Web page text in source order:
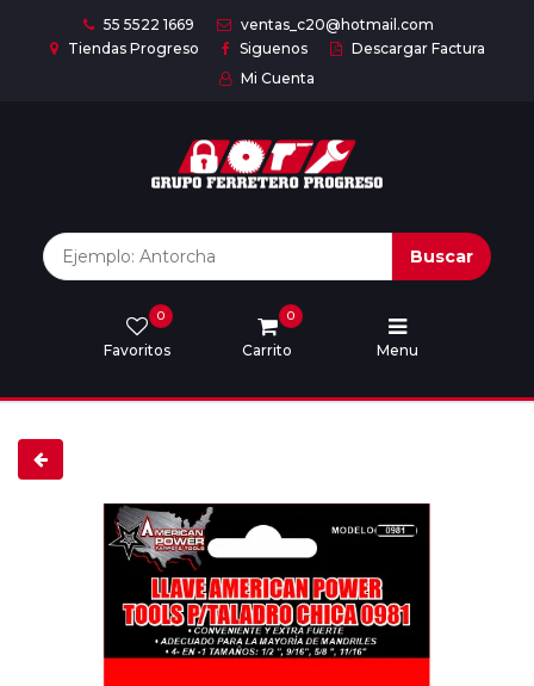
55 5522 1669
ventas_c20@hotmail.com
Tiendas Progreso
Siguenos
Descargar Factura
Mi Cuenta
Buscar
Favoritos
0
Carrito
0
Menu
Marcas
Descargar